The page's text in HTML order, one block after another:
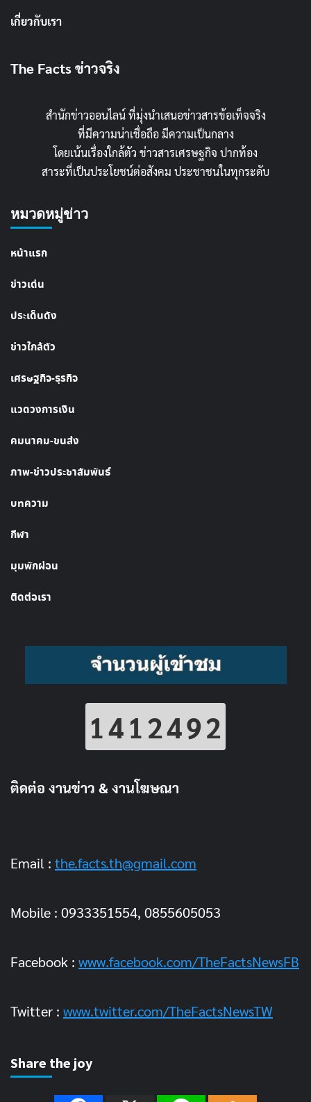
เกี่ยวกับเรา
The Facts ข่าวจริง
สำนักข่าวออนไลน์ ที่มุ่งนำเสนอข่าวสารข้อเท็จจริง
ที่มีความน่าเชื่อถือ มีความเป็นกลาง
โดยเน้นเรื่องใกล้ตัว ข่าวสารเศรษฐกิจ ปากท้อง
สาระที่เป็นประโยชน์ต่อสังคม ประชาชนในทุกระดับ
หมวดหมู่ข่าว
หน้าแรก
ข่าวเด่น
ประเด็นดัง
ข่าวใกล้ตัว
เศรษฐกิจ-ธุรกิจ
แวดวงการเงิน
คมนาคม-ขนส่ง
ภาพ-ข่าวประชาสัมพันธ์
บทความ
กีฬา
มุมพักผ่อน
ติดต่อเรา
1412492
ติดต่อ งานข่าว & งานโฆษณา
Email : the.facts.th@gmail.com
Mobile : 0933351554, 0855605053
Facebook : www.facebook.com/TheFactsNewsFB
Twitter : www.twitter.com/TheFactsNewsTW
Share the joy